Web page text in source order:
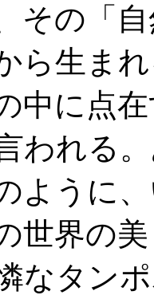
その「
ら生ま
中に点
われる
ように
世界の
なタン